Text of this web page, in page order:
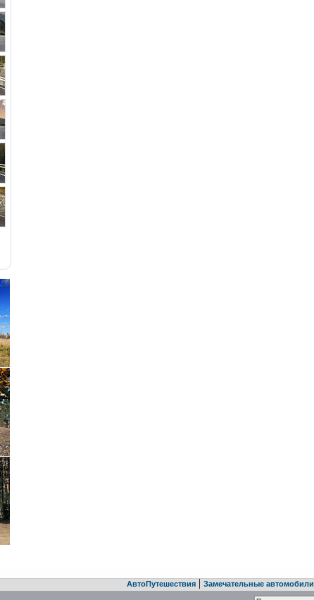
АвтоПутешествия| Замечательные автомобили